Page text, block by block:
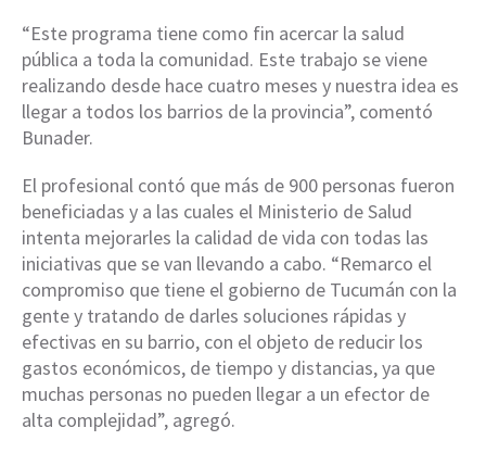
“Este programa tiene como fin acercar la salud
pública a toda la comunidad. Este trabajo se viene
realizando desde hace cuatro meses y nuestra idea es
llegar a todos los barrios de la provincia”, comentó
Bunader.
El profesional contó que más de 900 personas fueron
beneficiadas y a las cuales el Ministerio de Salud
intenta mejorarles la calidad de vida con todas las
iniciativas que se van llevando a cabo. “Remarco el
compromiso que tiene el gobierno de Tucumán con la
gente y tratando de darles soluciones rápidas y
efectivas en su barrio, con el objeto de reducir los
gastos económicos, de tiempo y distancias, ya que
muchas personas no pueden llegar a un efector de
alta complejidad”, agregó.